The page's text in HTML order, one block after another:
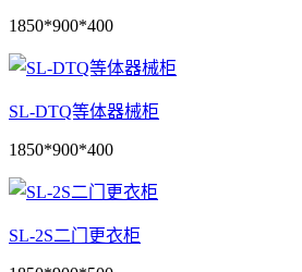
1850*900*400
SL-DTQ等体器械柜
1850*900*400
SL-2S二门更衣柜